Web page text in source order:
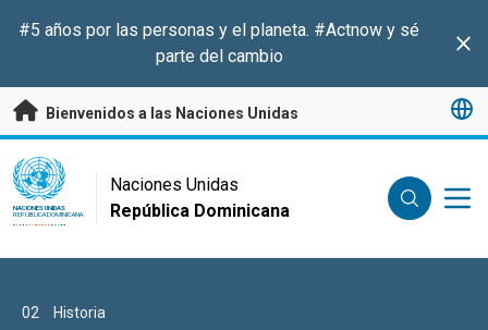
#5 años por las personas y el planeta. #Actnowy sé
parte del cambio
Bienvenidos a las Naciones Unidas
UN Logo
NACIONES UNIDAS
REPÚBLICA DOMINICANA
Naciones Unidas
República Dominicana
01 Historia
02 Historia
03 Historia